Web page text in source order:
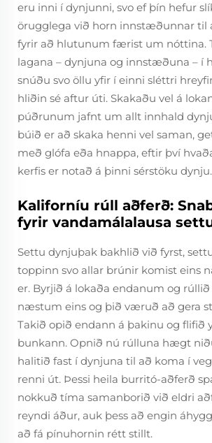
eru inni í dynjunni, svo ef þín hefur
örugglega við horn innstæðunnar til
fyrir að hlutunum færist um nóttina.
lagana – dynjuna og innstæðuna – í
snúðu svo öllu yfir í einni sléttri
hliðin sé aftur úti. Skakaðu vel á
púðrunum jafnt um allt innhald
búið er að skaka henni vel saman,
með glófa eða hnappa, eftir því
kerfis er notað á þinni sérstöku dynju.
Kaliforníu rúll aðferð:
fyrir vandamálalausa
Settu dynjuþak bakhlið við fyrst,
toppinn svo allar brúnir komist eins
er. Byrjið á lokaða endanum og
næstum eins og þið væruð að gera
Takið opið endann á þakinu og flifið
bunkann. Opnið nú rúlluna hægt
halitið fast í dynjuna til að koma í
renni út. Þessi heila burritó-aðferð
nokkuð tíma samanborið við eldri
reyndi áður, auk þess að engin
að fá pínuhornin rétt stillt.